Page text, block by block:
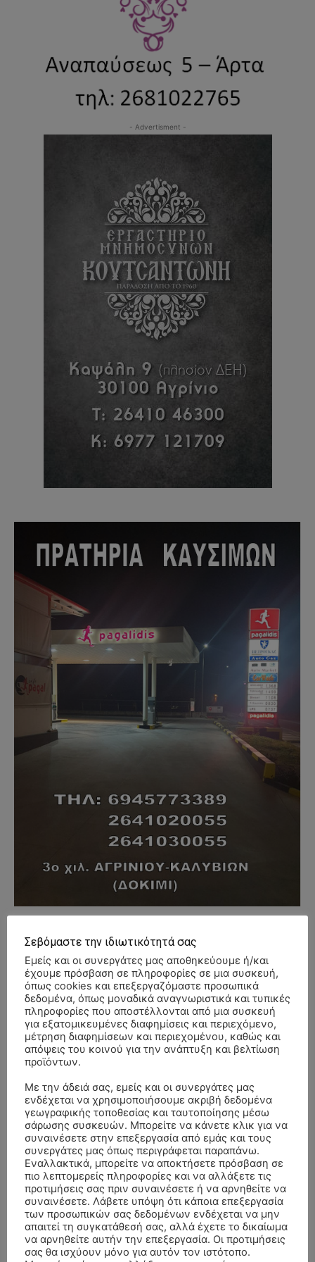
- Advertisment -
- Advertisment -
ΣΥΛΛΥΠΗΤΗΡΙΑ ΜΗΝΥΜΑΤΑ
Αλέξανδρος Σέρβος επίΚΗΔΕΙΑ – ΣΑΒΒΑΤΟ 25/7/2026 –
ΧΑΡΑΛΑΜΠΟΣ ΚΑΥΚΙΑΣ ΕΤΩΝ 57
ΧΡΙΣΤΙΝΑεπίΚΗΔΕΙΑ – ΤΡΙΤΗ 4/8/2026 – ΧΡΗΣΤΟΣ Α. ΠΑΛΙΟΥΡΑΣ
Σεβόμαστε την ιδιωτικότητά σας
Εμείς και οι συνεργάτες μας αποθηκεύουμε ή/και
έχουμε πρόσβαση σε πληροφορίες σε μια συσκευή,
όπως cookies και επεξεργαζόμαστε προσωπικά
δεδομένα, όπως μοναδικά αναγνωριστικά και τυπικές
πληροφορίες που αποστέλλονται από μια συσκευή
για εξατομικευμένες διαφημίσεις και περιεχόμενο,
μέτρηση διαφημίσεων και περιεχομένου, καθώς και
απόψεις του κοινού για την ανάπτυξη και βελτίωση
προϊόντων.
Με την άδειά σας, εμείς και οι συνεργάτες μας
ενδέχεται να χρησιμοποιήσουμε ακριβή δεδομένα
γεωγραφικής τοποθεσίας και ταυτοποίησης μέσω
σάρωσης συσκευών. Μπορείτε να κάνετε κλικ για να
συναινέσετε στην επεξεργασία από εμάς και τους
συνεργάτες μας όπως περιγράφεται παραπάνω.
Εναλλακτικά, μπορείτε να αποκτήσετε πρόσβαση σε
πιο λεπτομερείς πληροφορίες και να αλλάξετε τις
προτιμήσεις σας πριν συναινέσετε ή να αρνηθείτε να
συναινέσετε. Λάβετε υπόψη ότι κάποια επεξεργασία
των προσωπικών σας δεδομένων ενδέχεται να μην
απαιτεί τη συγκατάθεσή σας, αλλά έχετε το δικαίωμα
να αρνηθείτε αυτήν την επεξεργασία. Οι προτιμήσεις
σας θα ισχύουν μόνο για αυτόν τον ιστότοπο.